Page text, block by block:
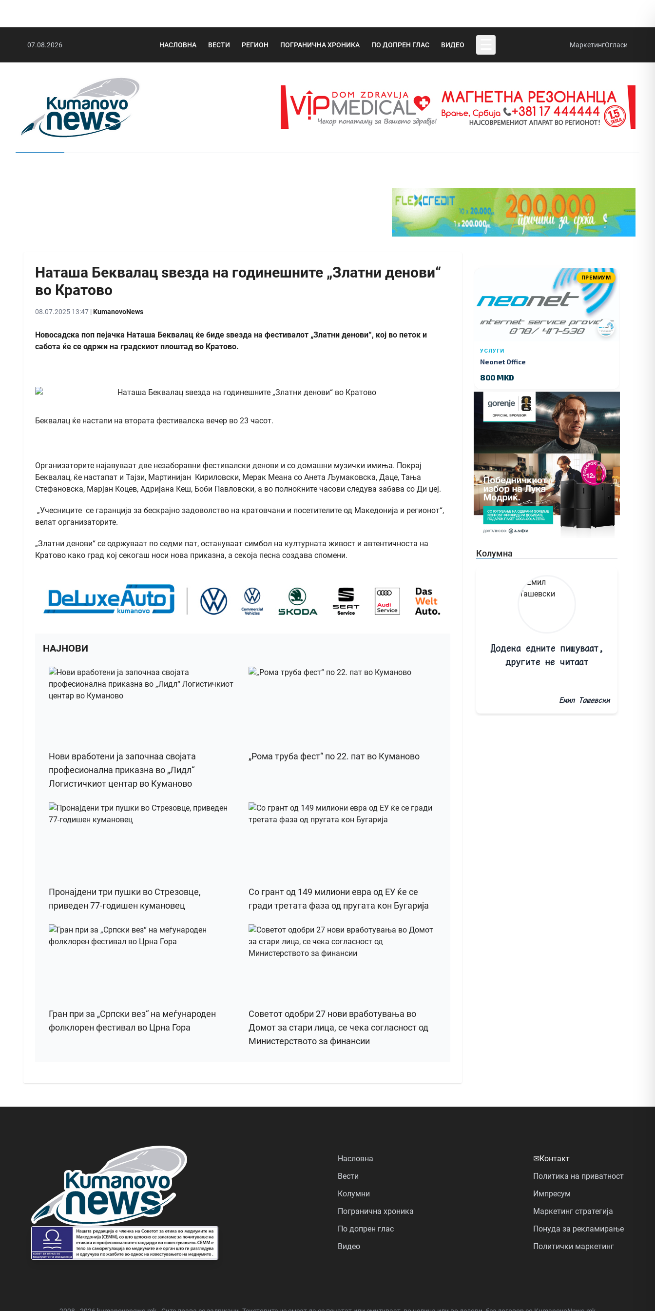
07.08.2026 НАСЛОВНА ВЕСТИ РЕГИОН ПОГРАНИЧНА ХРОНИКА ПО ДОПРЕН ГЛАС ВИДЕО МаркетингОгласи
Наташа Беквалац ѕвезда на годинешните „Златни денови“
во Кратово
08.07.2025 13:47 |KumanovoNews
Новосадска поп пејачка Наташа Беквалац ќе биде ѕвезда на фестивалот „Златни денови“, кој во петок и
сабота ќе се одржи на градскиот плоштад во Кратово.
Беквалац ќе настапи на втората фестивалска вечер во 23 часот.
Организаторите најавуваат две незаборавни фестивалски денови и со домашни музички имиња. Покрај
Беквалац, ќе настапат и Тајзи, Мартинијан Кириловски, Мерак Меана со Анета Љумаковска, Даце, Тања
Стефановска, Марјан Коцев, Адријана Кеш, Боби Павловски, а во полноќните часови следува забава со Ди џеј.
„Учесниците се гаранција за бескрајно задоволство на кратовчани и посетителите од Македонија и регионот“,
велат организаторите.
„Златни денови“ се одржуваат по седми пат, остануваат симбол на културната живост и автентичноста на
Кратово како град кој секогаш носи нова приказна, а секоја песна создава спомени.
НАЈНОВИ
Нови вработени ја започнаа својата
професионална приказна во „Лидл“
Логистичкиот центар во Куманово
„Рома труба фест“ по 22. пат во Куманово
Пронајдени три пушки во Стрезовце,
приведен 77-годишен кумановец
Со грант од 149 милиони евра од ЕУ ќе се
гради третата фаза од пругата кон Бугарија
Гран при за „Српски вез“ на меѓународен
фолклорен фестивал во Црна Гора
Советот одобри 27 нови вработувања во
Домот за стари лица, се чека согласност од
Министерството за финансии
ПРЕМИУМ
УСЛУГИ
Neonet Office
800 MKD
Колумна
Додека едните пишуваат,
другите не читаат
Емил Ташевски
Насловна
Вести
Колумни
Погранична хроника
По допрен глас
Видео
✉Контакт
Политика на приватност
Импресум
Маркетинг стратегија
Понуда за рекламирање
Политички маркетинг